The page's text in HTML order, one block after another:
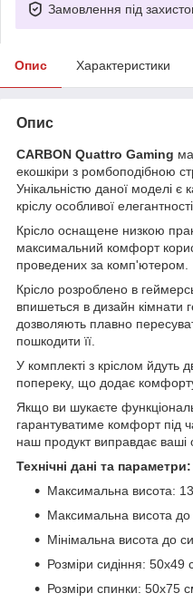
Замовлення під
Опис Характеристики
Опис
CARBON Quattro Gaming
екошкіри з ромбоподібною
Унікальністю даної моделі
кріслу особливої елегантності.
Крісло оснащене низкою
максимальний комфорт
проведених за комп'ютером.
Крісло розроблено в
впишеться в дизайн кімнати
дозволяють плавно
пошкодити її.
У комплекті з кріслом йдуть
попереку, що додає
Якщо ви шукаєте
гарантуватиме комфорт під
наш продукт виправдає ваші
Технічні дані та параметри:
Максимальна висота:
Максимальна висота до
Мінімальна висота до
Розміри сидіння: 50x49
Розміри спинки: 50х75